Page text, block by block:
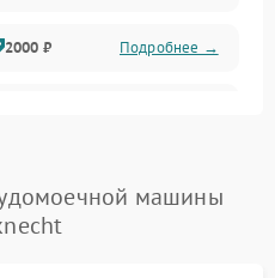
2000 ₽ Подробнее →
1800 ₽ Подробнее →
машины